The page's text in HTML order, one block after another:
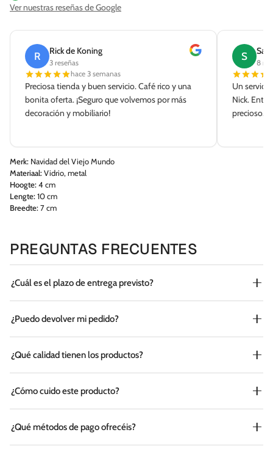
Ver nuestras reseñas de Google
R Rick de Koning
3 reseñas
hace 3 semanas
Preciosa tienda y buen servicio. Café rico y una
bonita oferta. ¡Seguro que volvemos por más
decoración y mobiliario!
S
8
Un
Nick.
precioso.
Merk: Navidad del Viejo Mundo
Materiaal:Vidrio, metal
Hoogte:4 cm
Lengte:10 cm
Breedte:7 cm
PREGUNTAS FRECUENTES
¿Cuál es el plazo de entrega previsto?
¿Puedo devolver mi pedido?
¿Qué calidad tienen los productos?
¿Cómo cuido este producto?
¿Qué métodos de pago ofrecéis?